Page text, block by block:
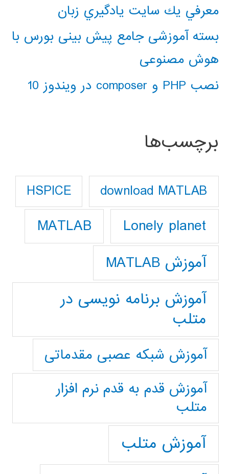
معرفي يك سايت يادگيري زبان
بسته آموزشی جامع پیش بینی بورس با
هوش مصنوعی
نصب PHP و composer در ویندوز 10
برچسب‌ها
download MATLAB
HSPICE
Lonely planet
MATLAB
آموزش MATLAB
آموزش برنامه نویسی در
متلب
آموزش شبکه عصبی مقدماتی
آموزش قدم به قدم نرم افزار
متلب
آموزش متلب